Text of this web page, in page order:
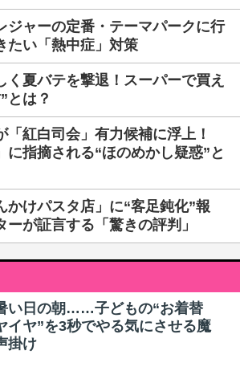
ジャーの定番・テーマパークに行
たい「熱中症」対策
く夏バテを撃退！スーパーで買え
とは？
「紅白司会」有力候補に浮上！
に指摘される“ほのめかし疑惑”と
かけパスタ店」に“客足鈍化”報
が証言する「驚きの評判」
い日の朝……子どもの“お着替
イヤ”を3秒でやる気にさせる魔
掛け